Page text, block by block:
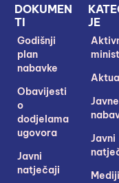
JE
Javne
Javni
Mediji
DOKUMEN
TI
Godišnji
plan
nabavke
Obavijesti
o
dodjelama
ugovora
Javni
natječaji